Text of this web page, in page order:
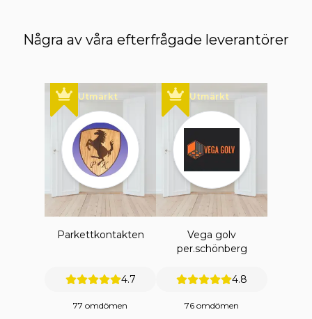
Några av våra efterfrågade leverantörer
Utmärkt
Parkettkontakten
4.7
77 omdömen
Utmärkt
Vega golv
per.schönberg
4.8
76 omdömen